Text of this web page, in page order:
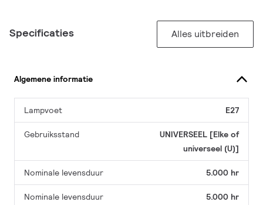
Specificaties Alles uitbreiden
Algemene informatie
Lampvoet E27
Gebruiksstand
UNIVERSEEL [Elke of
universeel (U)]
Nominale levensduur 5.000 hr
Nominale levensduur
5.000 hr